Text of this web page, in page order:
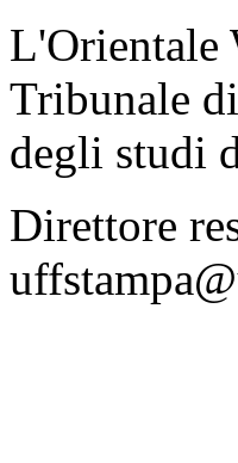
L'Orientale
Tribunale
degli studi
Direttore